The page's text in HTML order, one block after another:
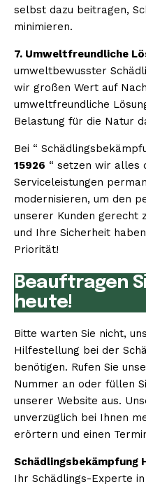
selbst dazu beitragen,
minimieren.
7. Umweltfreundliche
umweltbewusster
wir großen Wert auf
umweltfreundliche
Belastung für die Natur
Bei “
15926 “ setzen wir alles
Serviceleistungen
modernisieren, um den
unserer Kunden gerecht
und Ihre Sicherheit
Priorität!
Beauftragen
heute!
Bitte warten Sie nicht,
Hilfestellung bei der
benötigen. Rufen Sie
Nummer an oder füllen
unserer Website aus.
unverzüglich bei Ihnen
erörtern und einen
Schädlingsbekämpfung
Ihr Schädlings-Experte